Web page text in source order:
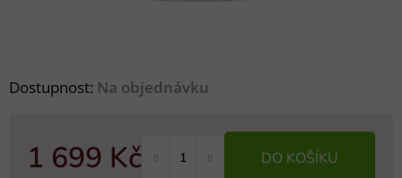
Dostupnost: Na objednávku
1 699 Kč DO KOŠÍKU